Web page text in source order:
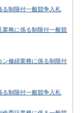
る制限付一般競争入札
業務に係る制限付一般競
ン修繕業務に係る制限付
る制限付一般競争入札